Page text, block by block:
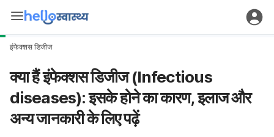
इंफेक्शस डिजीज
क्या हैं इंफेक्शस डिजीज (Infectious
diseases): इसके होने का कारण, इलाज और
अन्य जानकारी के लिए पढ़ें